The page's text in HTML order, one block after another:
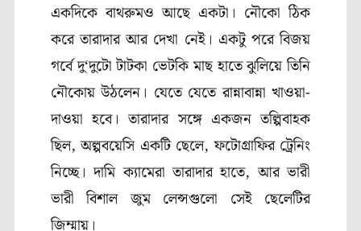
একদিকে বাথরুমও আছে একটা। নৌকো ঠিক
করে তারাদার আর দেখা নেই। একটু পরে বিজয়
গর্বে দু‘দুটো টাটকা ভেটকি মাছ হাতে ঝুলিয়ে তিনি
নৌকোয় উঠলেন। যেতে যেতে রান্নাবান্না খাওয়া-
দাওয়া হবে। তারাদার সঙ্গে একজন তল্পিবাহক
ছিল,অল্পবয়েসি একটি ছেলে,ফটোগ্রাফির ট্রেনিং
নিচ্ছে। দামি ক্যামেরা তারাদার হাতে,আর ভারী
ভারী বিশাল জুম লেন্সগুলো সেই ছেলেটির
জিম্মায়।